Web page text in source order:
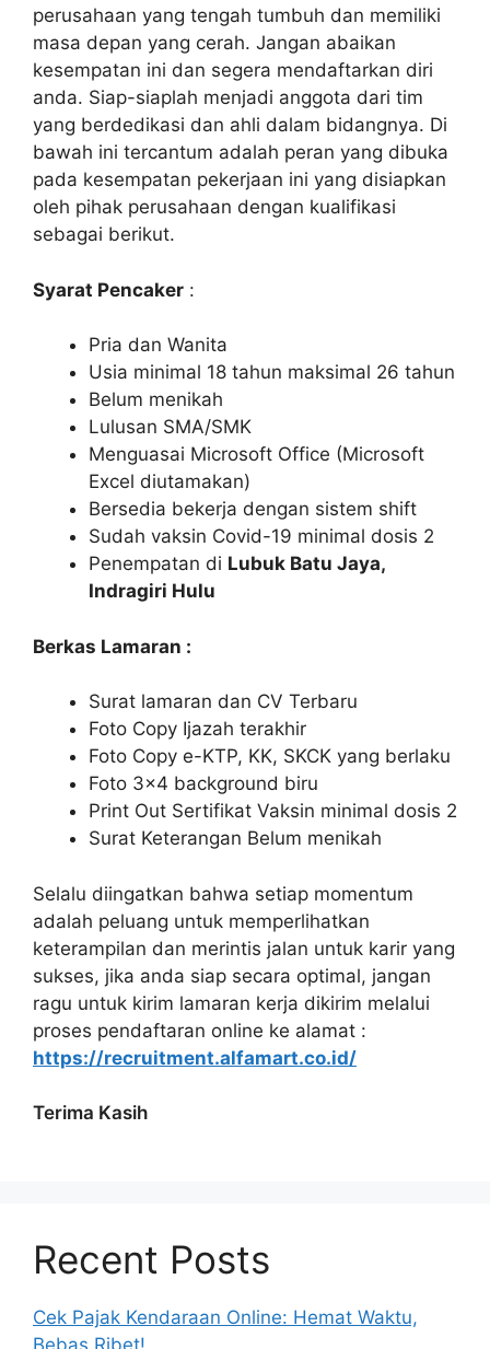
perusahaan yang tengah tumbuh dan memiliki
masa depan yang cerah. Jangan abaikan
kesempatan ini dan segera mendaftarkan diri
anda. Siap-siaplah menjadi anggota dari tim
yang berdedikasi dan ahli dalam bidangnya. Di
bawah ini tercantum adalah peran yang dibuka
pada kesempatan pekerjaan ini yang disiapkan
oleh pihak perusahaan dengan kualifikasi
sebagai berikut.
Syarat Pencaker :
Pria dan Wanita
Usia minimal 18 tahun maksimal 26 tahun
Belum menikah
Lulusan SMA/SMK
Menguasai Microsoft Office (Microsoft
Excel diutamakan)
Bersedia bekerja dengan sistem shift
Sudah vaksin Covid-19 minimal dosis 2
Penempatan di Lubuk Batu Jaya,
Indragiri Hulu
Berkas Lamaran :
Surat lamaran dan CV Terbaru
Foto Copy Ijazah terakhir
Foto Copy e-KTP, KK, SKCK yang berlaku
Foto 3×4 background biru
Print Out Sertifikat Vaksin minimal dosis 2
Surat Keterangan Belum menikah
Selalu diingatkan bahwa setiap momentum
adalah peluang untuk memperlihatkan
keterampilan dan merintis jalan untuk karir yang
sukses, jika anda siap secara optimal, jangan
ragu untuk kirim lamaran kerja dikirim melalui
proses pendaftaran online ke alamat :
https://recruitment.alfamart.co.id/
Terima Kasih
Recent Posts
Cek Pajak Kendaraan Online: Hemat Waktu,
Bebas Ribet!